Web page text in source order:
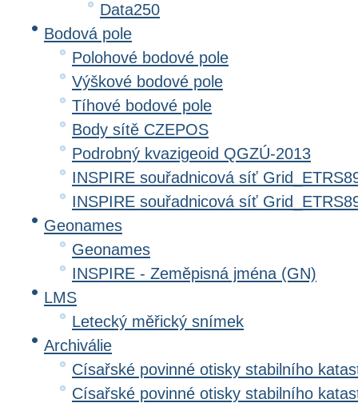
Data250
Bodová pole
Polohové bodové pole
Výškové bodové pole
Tíhové bodové pole
Body sítě CZEPOS
Podrobný kvazigeoid QGZÚ-2013
INSPIRE souřadnicová síť
INSPIRE souřadnicová síť
Geonames
Geonames
INSPIRE - Zeměpisná jména (GN)
LMS
Letecký měřický snímek
Archiválie
Císařské povinné otisky stabilního
Císařské povinné otisky stabilního